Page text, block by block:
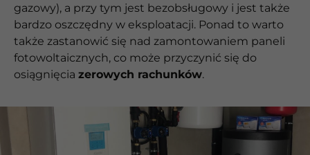
gazowy), a przy tym jest bezobsługowy i jest także
bardzo oszczędny w eksploatacji. Ponad to warto
także zastanowić się nad zamontowaniem paneli
fotowoltaicznych, co może przyczynić się do
osiągnięcia zerowych rachunków.